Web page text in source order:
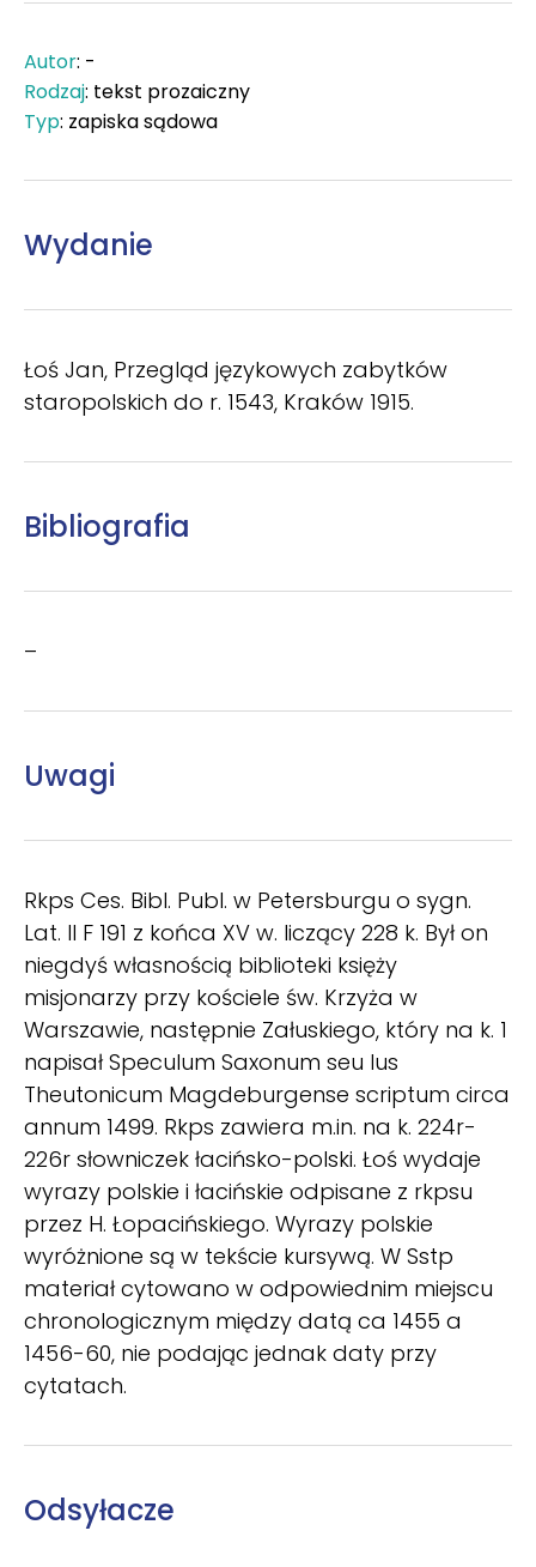
Autor: -
Rodzaj: tekst prozaiczny
Typ: zapiska sądowa
Wydanie
Łoś Jan, Przegląd językowych zabytków
staropolskich do r. 1543, Kraków 1915.
Bibliografia
–
Uwagi
Rkps Ces. Bibl. Publ. w Petersburgu o sygn.
Lat. II F 191 z końca XV w. liczący 228 k. Był on
niegdyś własnością biblioteki księży
misjonarzy przy kościele św. Krzyża w
Warszawie, następnie Załuskiego, który na k. 1
napisał Speculum Saxonum seu Ius
Theutonicum Magdeburgense scriptum circa
annum 1499. Rkps zawiera m.in. na k. 224r-
226r słowniczek łacińsko-polski. Łoś wydaje
wyrazy polskie i łacińskie odpisane z rkpsu
przez H. Łopacińskiego. Wyrazy polskie
wyróżnione są w tekście kursywą. W Sstp
materiał cytowano w odpowiednim miejscu
chronologicznym między datą ca 1455 a
1456-60, nie podając jednak daty przy
cytatach.
Odsyłacze